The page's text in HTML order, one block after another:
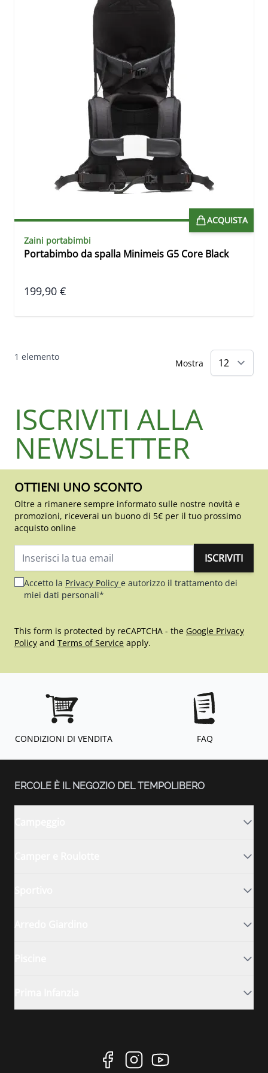
ACQUISTA
Zaini portabimbi
Portabimbo da spalla Minimeis G5 Core Black
199,90 €
1 elemento
Mostra
ISCRIVITI ALLA
NEWSLETTER
OTTIENI UNO SCONTO
Oltre a rimanere sempre informato sulle nostre novità e
promozioni, riceverai un buono di 5€ per il tuo prossimo
acquisto online
ISCRIVITI
Accetto la Privacy Policy e autorizzo il trattamento dei
miei dati personali*
This form is protected by reCAPTCHA - the Google Privacy
Policy and Terms of Service apply.
CONDIZIONI DI VENDITA FAQ
ERCOLE È IL NEGOZIO DEL TEMPOLIBERO